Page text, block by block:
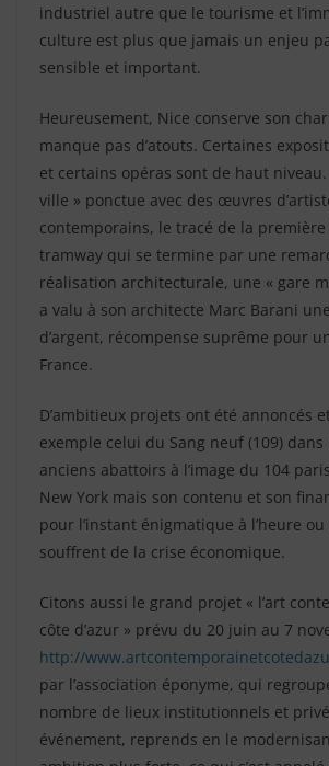
industriel autre que le tourisme et
culture est plus que jamais un enjeu
sensible et important.
Heureusement, Nice conserve son
manque pas d’atouts. Certaines
et certains opéras sont de haut niveau.
ville » ponctue avec des œuvres
contemporains, le tracé de la
tramway qui se termine par une
réalisation architecturale, une « gare
a valu à son architecte Marc Barani
d’argent, récompense suprême pour
France.
D’ambitieux projets ont été annoncés
exemple celui du Sang neuf (109) dans
anciens abattoirs à l’image du 104
New York mais son contenu et son
pour l’instant énigmatique à l’heure
souffrent de la crise économique.
Citons aussi le grand projet « l’art
côte d’azur » prévu du 20 juin au 7
http://
par l’association éponyme, qui
nombre de lieux institutionnels et
événement, reprends en le